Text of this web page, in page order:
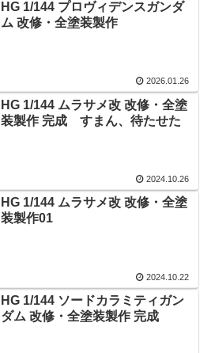
HG 1/144 プロヴィデンスガンダ
ム 改修・全塗装製作
2026.01.26
HG 1/144 ムラサメ改 改修・全塗
装製作 完成 すまん、待たせた
2024.10.26
HG 1/144 ムラサメ改 改修・全塗
装製作01
2024.10.22
HG 1/144 ソードカラミティガン
ダム 改修・全塗装製作 完成